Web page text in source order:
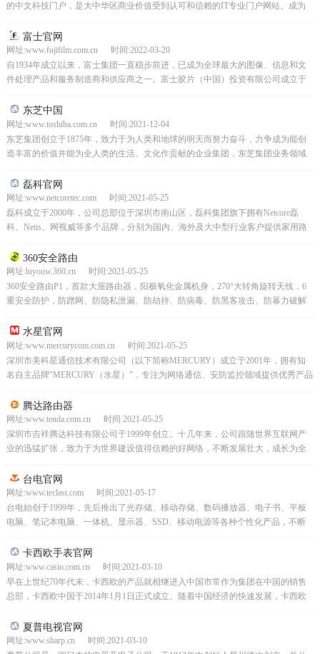
的中文科技门户，是大中华区商业价值受到认可和信赖的IT专业门户网站。成为
富士官网
网址:www.fujifilm.com.cn 时间:2022-03-20
自1934年成立以来，富士集团一直稳步前进，已成为全球最大的图像、信息和文
件处理产品和服务制造商和供应商之一。富士胶片（中国）投资有限公司成立于
东芝中国
网址:www.toshiba.com.cn 时间:2021-12-04
东芝集团创立于1875年，致力于为人类和地球的明天而努力奋斗，力争成为能创
造丰富的价值并能为全人类的生活、文化作贡献的企业集团，东芝集团业务领域
磊科官网
网址:www.netcoretec.com 时间:2021-05-25
磊科成立于2000年，公司总部位于深圳市南山区，磊科集团旗下拥有Netcore磊
科、Netis、网视威等多个品牌，分别为国内、海外及大中型行业客户提供家用路
360安全路由
网址:luyouw.360.cn 时间:2021-05-25
360安全路由P1，首款大屋路由器，阳极氧化金属机身，270°大转角旋转天线，6
重安全防护，防蹭网、防隐私泄漏、防劫持、防病毒、防黑客攻击、防暴力破解
水星官网
网址:www.mercurycom.com.cn 时间:2021-05-25
深圳市美科星通信技术有限公司（以下简称MERCURY）成立于2001年，拥有知
名自主品牌"MERCURY（水星）”，专注为网络通信、安防监控领域提供优秀产品
腾达路由器
网址:www.tenda.com.cn 时间:2021-05-25
深圳市吉祥腾达科技有限公司于1999年创立。十几年来，公司跟随世界互联网产
业的迅猛扩张，致力于为世界建设值得信赖的好网络，不断发展壮大，成长为全
台电官网
网址:www.teclast.com 时间:2021-05-17
台电始创于1999年，先后推出了光存储、移动存储、数码播放器、电子书、平板
电脑、笔记本电脑、一体机、显示器、SSD、移动电源等各种个性化产品，不断
卡西欧手表官网
网址:www.casio.com.cn 时间:2021-03-10
早在上世纪70年代末，卡西欧的产品就相继进入中国市常作为集团在中国的销售
总部，卡西欧中国于2014年1月1日正式成立。随着中国经济的快速发展，卡西欧
夏普电视官网
网址:www.sharp.cn 时间:2021-03-10